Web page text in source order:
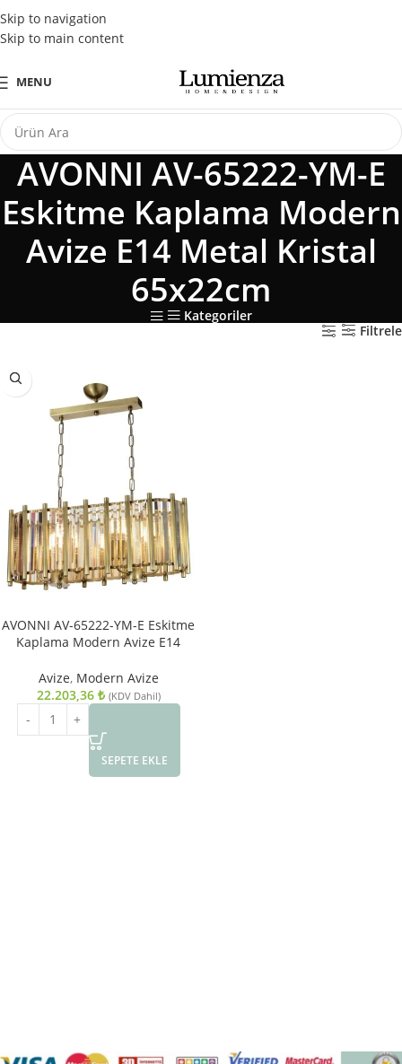
Skip to navigation
Skip to main content
Tüm Kredi Kartlarına Peşin Fiyatına 3 Taksit Fırsatı
MENU
AVONNI AV-65222-YM-E
Eskitme Kaplama Modern
Avize E14 Metal Kristal
65x22cm
Kategoriler
Filtrele
AVONNI AV-65222-YM-E Eskitme
Kaplama Modern Avize E14
Avize, Modern Avize
22.203,36 ₺ (KDV Dahil)
SEPETE EKLE